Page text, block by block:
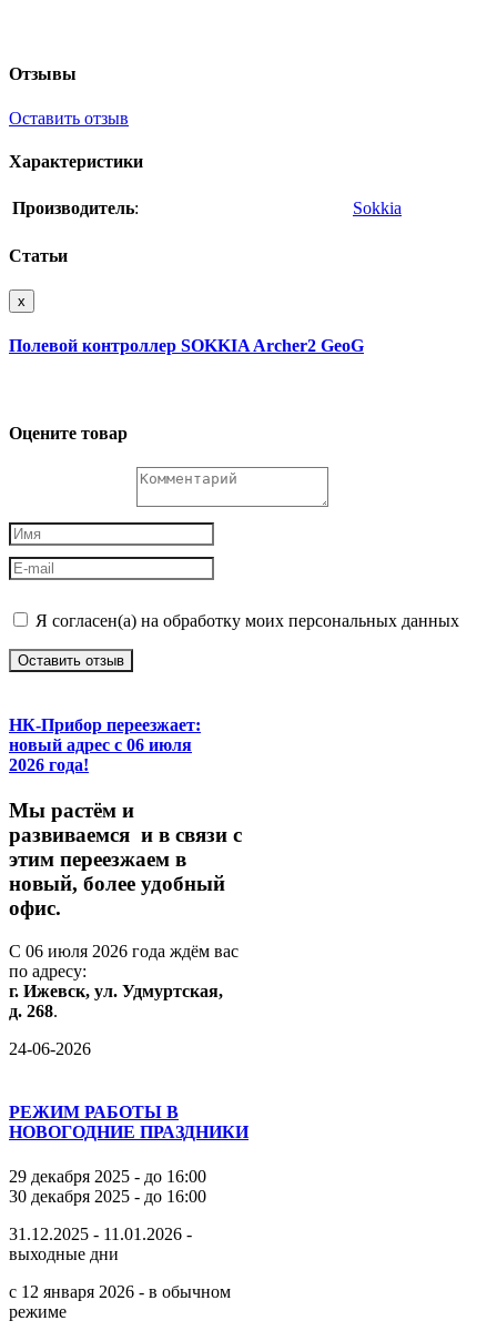
Отзывы
Оставить отзыв
Характеристики
Производитель: Sokkia
Статьи
x
Полевой контроллер SOKKIA Archer2 GeoG
Оцените товар
Я согласен(а) на обработку моих персональных данных
Оставить отзыв
НК-Прибор переезжает:
новый адрес с 06 июля
2026 года!
Мы растём и
развиваемся и в связи с
этим переезжаем в
новый, более удобный
офис.
С 06 июля 2026 года ждём вас
по адресу:
г. Ижевск, ул. Удмуртская,
д. 268.
24-06-2026
РЕЖИМ РАБОТЫ В
НОВОГОДНИЕ ПРАЗДНИКИ
29 декабря 2025 - до 16:00
30 декабря 2025 - до 16:00
31.12.2025 - 11.01.2026 -
выходные дни
с 12 января 2026 - в обычном
режиме